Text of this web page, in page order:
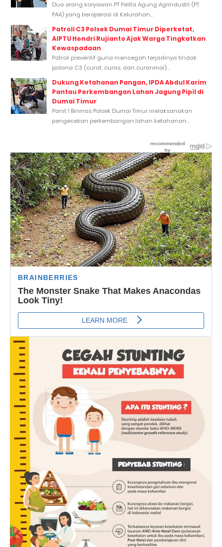
Dua orang karyawan PT Pelita Agung Agrindustri (PT
PAA) yang beroperasi di Kelurahan...
Patroli C3 Polsek Dumai Timur Diperketat,
AIPTU Hendri Rujianto Ajak Warga Tingkatkan
Kewaspadaan
Patroli preventif guna mencegah terjadinya tindak
pidana C3 (curat, curas, dan curanmor)...
Dukung Ketahanan Pangan, IPDA Abdul Karim
Pantau Perkembangan Lahan Jagung Pipil di
Dumai Timur
Panit 1 Binmas Polsek Dumai Timur melaksanakan
pengecekan perkembangan lahan ketahanan...